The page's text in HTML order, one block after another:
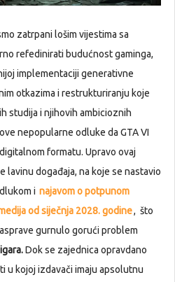
zatrpani lošim vijestima sa
refedinirati budućnost gaminga,
implementaciji generativne
otkazima i restrukturiranju koje
studija i njihovih ambicioznih
nepopularne odluke da GTA VI
formatu. Upravo ovaj
lavinu događaja, na koje se nastavio
i najavom o potpunom
od siječnja 2028. godine, što
gurnulo gorući problem
Dok se zajednica opravdano
u kojoj izdavači imaju apsolutnu